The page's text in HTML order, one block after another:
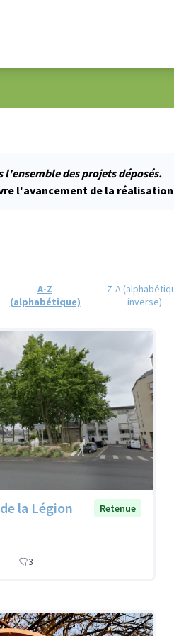
l'ensemble des projets déposés.
l'avancement de la
A-Z
(alphabétique)
Z-A
inverse)
la Légion
Retenue
3